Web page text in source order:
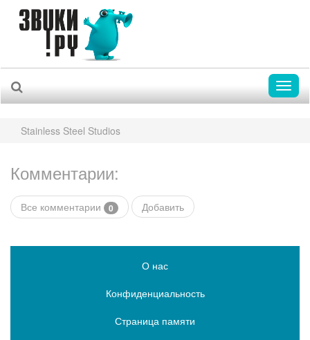
Stainless Steel Studios
Комментарии:
Все комментарии 0 Добавить
О нас
Конфиденциальность
Страница памяти